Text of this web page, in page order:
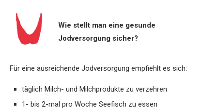
Wie stellt man eine gesunde
Jodversorgung sicher?
Für eine ausreichende Jodversorgung empfiehlt es sich:
täglich Milch- und Milchprodukte zu verzehren
1- bis 2-mal pro Woche Seefisch zu essen